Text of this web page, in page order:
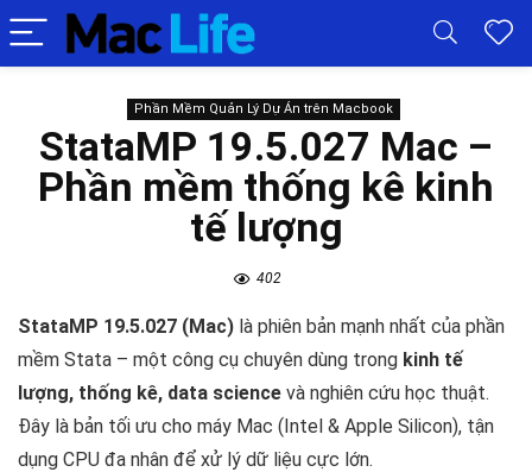
Phần Mềm Quản Lý Dự Án trên Macbook
StataMP 19.5.027 Mac –
Phần mềm thống kê kinh
tế lượng
402
StataMP 19.5.027 (Mac) là phiên bản mạnh nhất của phần
mềm Stata – một công cụ chuyên dùng trong kinh tế
lượng, thống kê, data science và nghiên cứu học thuật.
Đây là bản tối ưu cho máy Mac (Intel & Apple Silicon), tận
dụng CPU đa nhân để xử lý dữ liệu cực lớn.